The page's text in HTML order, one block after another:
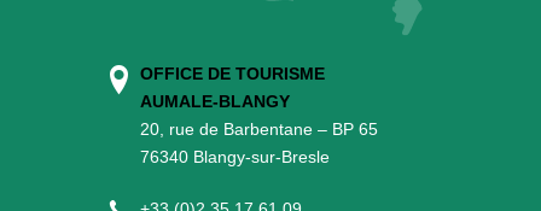
OFFICE DE TOURISME
AUMALE-BLANGY
20, rue de Barbentane – BP 65
76340 Blangy-sur-Bresle